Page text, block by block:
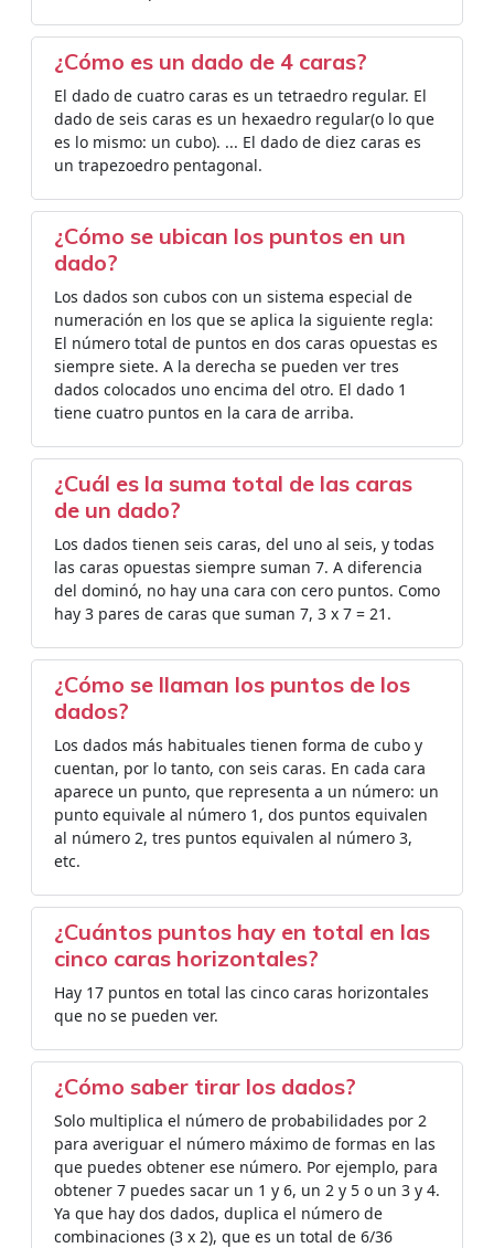
¿Cómo es un dado de 4 caras?
El dado de cuatro caras es un tetraedro regular. El
dado de seis caras es un hexaedro regular(o lo que
es lo mismo: un cubo). ... El dado de diez caras es
un trapezoedro pentagonal.
¿Cómo se ubican los puntos en un
dado?
Los dados son cubos con un sistema especial de
numeración en los que se aplica la siguiente regla:
El número total de puntos en dos caras opuestas es
siempre siete. A la derecha se pueden ver tres
dados colocados uno encima del otro. El dado 1
tiene cuatro puntos en la cara de arriba.
¿Cuál es la suma total de las caras
de un dado?
Los dados tienen seis caras, del uno al seis, y todas
las caras opuestas siempre suman 7. A diferencia
del dominó, no hay una cara con cero puntos. Como
hay 3 pares de caras que suman 7, 3 x 7 = 21.
¿Cómo se llaman los puntos de los
dados?
Los dados más habituales tienen forma de cubo y
cuentan, por lo tanto, con seis caras. En cada cara
aparece un punto, que representa a un número: un
punto equivale al número 1, dos puntos equivalen
al número 2, tres puntos equivalen al número 3,
etc.
¿Cuántos puntos hay en total en las
cinco caras horizontales?
Hay 17 puntos en total las cinco caras horizontales
que no se pueden ver.
¿Cómo saber tirar los dados?
Solo multiplica el número de probabilidades por 2
para averiguar el número máximo de formas en las
que puedes obtener ese número. Por ejemplo, para
obtener 7 puedes sacar un 1 y 6, un 2 y 5 o un 3 y 4.
Ya que hay dos dados, duplica el número de
combinaciones (3 x 2), que es un total de 6/36